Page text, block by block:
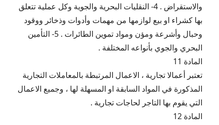
والاستقراض . 4- النقليات البحرية والجوية وكل عملية تتعلق
بها كشراء او بيع لوازمها من مهمات وأدوات وذخائر ووقود
وحبال وأشرعة ومؤن ومواد تموين الطائرات . 5- التأمين
البحري والجوي بأنواعه المختلفة .
المادة 11
تعتبر أعمالا تجارية ، الاعمال المرتبطة بالمعاملات التجارية
المذكورة في المواد السابقة او المسهلة لها ، وجميع الاعمال
التي يقوم بها التاجر لحاجات تجارية .
المادة 12